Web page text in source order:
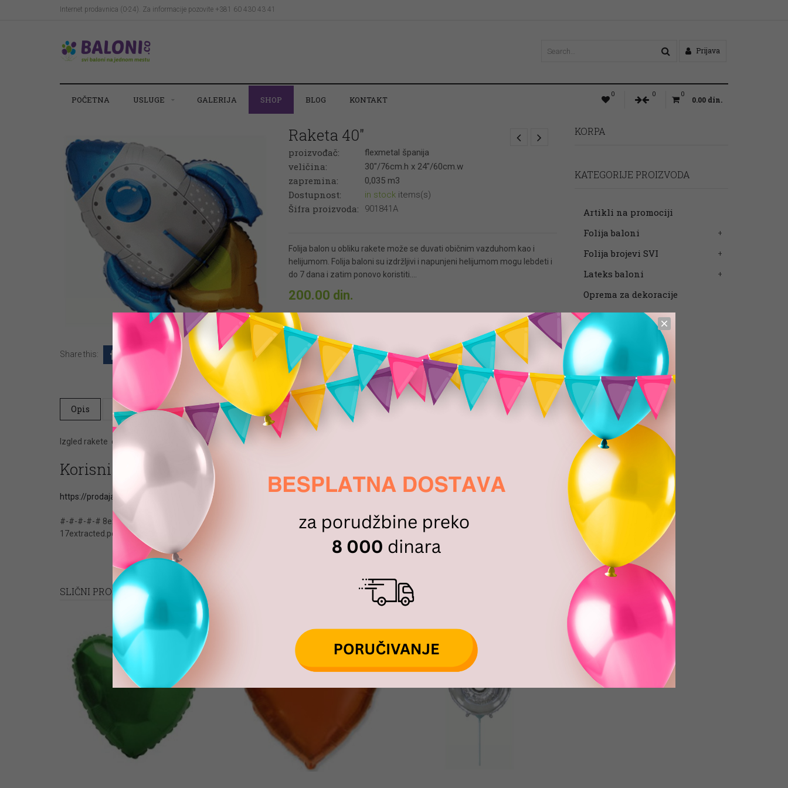
Internet prodavnica (0-24). Za informacije pozovite +381 60 430 43 41
Prijava
POČETNA USLUGE GALERIJA SHOP BLOG KONTAKT
0 0 0
0.00 din.
KORPA
KATEGORIJE PROIZVODA
Artikli na promociji
Folija baloni
Folija brojevi SVI
Lateks baloni
Oprema za dekoracije
Share this:
Raketa 40″
proizvođač: flexmetal španija
veličina: 30"/76cm.h x 24"/60cm.w
zapremina: 0,035 m3
Dostupnost: in stock items(s)
Šifra proizvoda: 901841A
Folija balon u obliku rakete može se duvati običnim vazduhom kao i
helijumom. Folija baloni su izdržljivi i napunjeni helijumom mogu lebdeti i
do 7 dana i zatim ponovo koristiti.…
200.00 din.
-
Dodaj u listu želja Dodaj u listu želja
Opis Dodatne informacije Ocene (0) Questions & Answers
Izgled rakete od balona pogledati u galeriji. Veličinu figure možete prilagoditi vašim potrebama , željama….
Korisni članci
https://prodajabalona.rs/potrebna-kolicina-helijuma-za-duvanje-balona/
#-#-#-#-# 8extracted.pot (PACKAGE VERSION) #-#-#-#-# #-#-#-#-# 16extracted.pot (PACKAGE VERSION) #-#-#-#-# #-#-#-#-#
17extracted.pot (PACKAGE VERSION) #-#-#-#-#
Folija figure velike
SLIČNI PROIZVODI